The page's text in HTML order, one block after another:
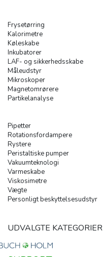
Frysetørring
Kalorimetre
Køleskabe
Inkubatorer
LAF- og sikkerhedsskabe
Måleudstyr
Mikroskoper
Magnetomrørere
Partikelanalyse
Pipetter
Rotationsfordampere
Rystere
Peristaltiske pumper
Vakuumteknologi
Varmeskabe
Viskosimetre
Vægte
Personligt beskyttelsesudstyr
UDVALGTE KATEGORIER